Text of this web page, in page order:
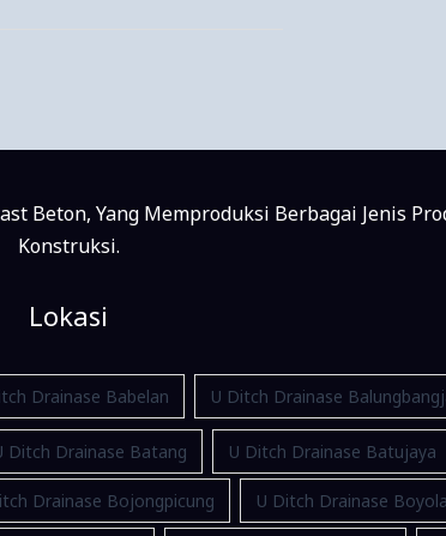
Beton, Yang Memproduksi Berbagai Jenis
Konstruksi.
Lokasi
Drainase Babelan U Ditch Drainase
Ditch Drainase Batang U Ditch Drainase Batujaya
Drainase Bojongpicung U Ditch Drainase